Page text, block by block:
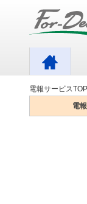
電報サービスTOP
電